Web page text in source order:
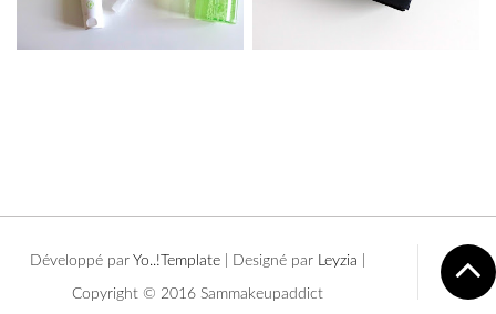
Copyright © 2016 Sammakeupaddict